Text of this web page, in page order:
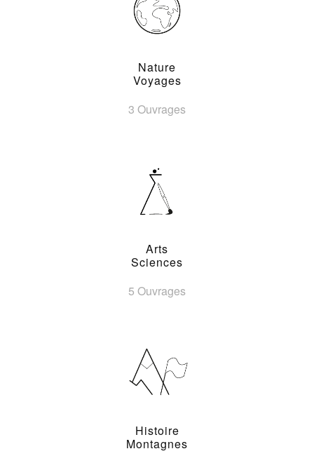
Nature
Voyages
3 Ouvrages
Arts
Sciences
5 Ouvrages
Histoire
Montagnes